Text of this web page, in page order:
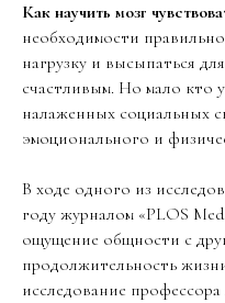
Как научить мозг
необходимости
нагрузку и высыпаться
счастливым. Но мало кто
налаженных социальных
эмоционального и
В ходе одного из
году журналом «PLOS
ощущение общности с
продолжительность
исследование